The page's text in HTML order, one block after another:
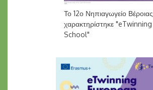
Το 12ο Νηπιαγωγείο Βέροιας
χαρακτηρίστηκε "eTwinning
School"